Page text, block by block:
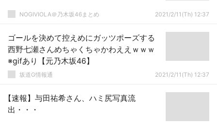
NOGIVIOLA＠乃木坂46まとめ 2021/2/11(Th) 12:37
ゴールを決めて控えめにガッツポーズする
西野七瀬さんめちゃくちゃかわええｗｗｗ
※gifあり【元乃木坂46】
坂道G情報通 2021/2/11(Th) 12:37
【速報】与田祐希さん、ハミ尻写真流
出・・・